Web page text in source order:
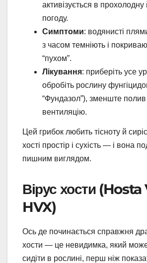
активізується в прохолодну
погоду.
Симптоми: водянисті
з часом темніють і
“пухом”.
Лікування: приберіть усе
обробіть рослину
“Фундазол”), зменште
вентиляцію.
Цей грибок любить тісноту й
хості простір і сухість — і вона
пишним виглядом.
Вірус хости
HVX)
Ось де починається справжня
хости — це невидимка, який
сидіти в рослині, перш ніж